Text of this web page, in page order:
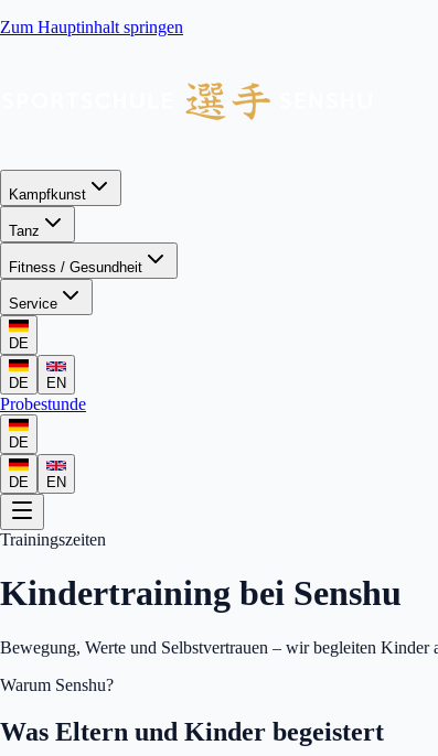
Zum Hauptinhalt springen
Kampfkunst
Tanz
Fitness / Gesundheit
Service
DE
DE EN
Probestunde
DE
DE EN
Trainingszeiten
Kindertraining bei Senshu
Bewegung, Werte und Selbstvertrauen – wir begleiten
Warum Senshu?
Was Eltern und Kinder begeistert